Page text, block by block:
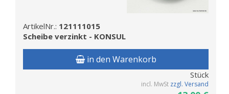
ArtikelNr.: 121111015
Scheibe verzinkt - KONSUL
in den Warenkorb
Stück
incl. MwSt zzgl. Versand